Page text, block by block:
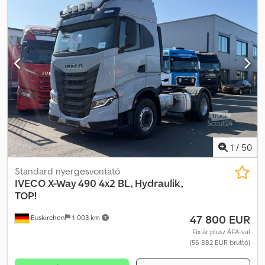
1 / 50
Euskirchen 1 003 km
Standard nyergesvontató
IVECOX-Way 490 4x2 BL, Hydraulik,
TOP!
47 800 EUR
Fix ár plusz ÁFA-val
(56 882 EUR bruttó)